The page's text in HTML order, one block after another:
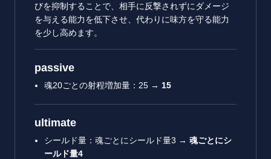
びを抑制することで、相手に反撃されずにダメージ
を与える能力を低下させ、代わりに味方を守る能力
を少し高めます。
passive
魂20ごとの射程増加量：25 → 15
ultimate
シールド量：魂ごとにシールド量3 → 魂ごとにシ
ールド量4